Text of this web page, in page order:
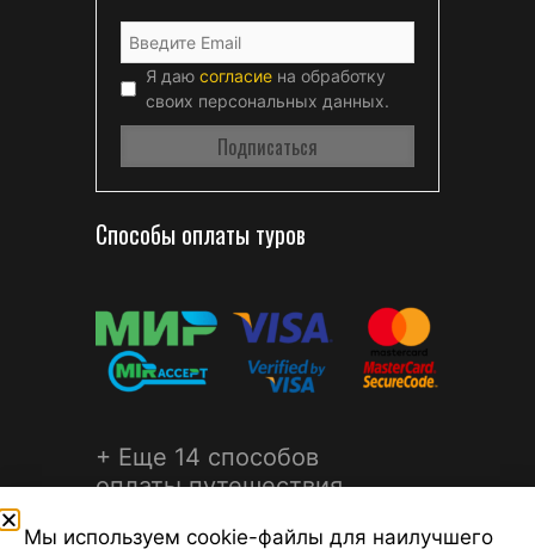
Я даю согласие на обработку
своих персональных данных.
Способы оплаты туров
+ Еще 14 способов
оплаты путешествия
Мы используем cookie-файлы для наилучшего